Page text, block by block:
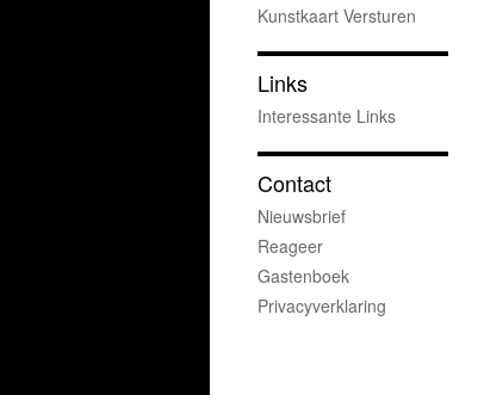
Kunstkaart Versturen
Links
Interessante Links
Contact
Nieuwsbrief
Reageer
Gastenboek
Privacyverklaring